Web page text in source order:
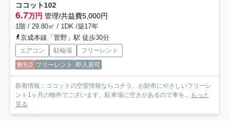
ココット102
6.7万円 管理/共益費5,000円
1階 / 29.80㎡ / 1DK /築17年
京成本線「菅野」駅 徒歩30分
エアコン 駐輪場
フリーレント
敷礼0 フリーレント 即入居可
新着情報：ココットの空室情報ならコチラ。お財布にやさしいフリーレ
ント1ヶ月の物件でございます。駐車場に空きがあるので車を...
もっと
見る